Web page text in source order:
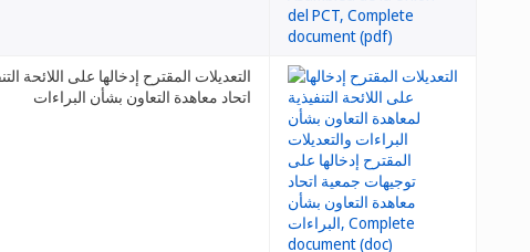
التعديلات المقترح إدخالها على اللائحة
اتحاد معاهدة التعاون بشأن البراءات